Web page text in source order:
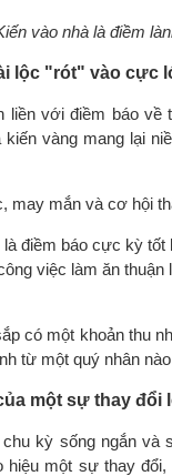
vào nhà là điềm
lộc "rót" vào cực
liền với điềm báo
vàng mang lại
may mắn và cơ hội
điềm báo cực kỳ tốt
việc làm ăn
có một khoản thu
từ một quý nhân
một sự thay đổi
kỳ sống ngắn và
một sự thay